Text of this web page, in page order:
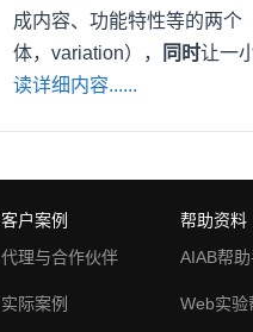
成内容、功能特性等的两个
体，variation），
同时让一
读详细内容......
客户案例
代理与合作伙伴
实际案例
帮助资料
AIAB帮
Web实验